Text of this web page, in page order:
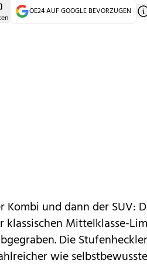
OE24 AUF GOOGLE BEVORZUGEN
Kombi und dann der SUV:
klassischen Mittelklasse-
Die
wie